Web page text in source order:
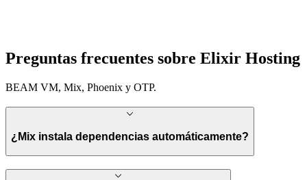
Preguntas frecuentes sobre Elixir Hosting
BEAM VM, Mix, Phoenix y OTP.
¿Mix instala dependencias automáticamente?